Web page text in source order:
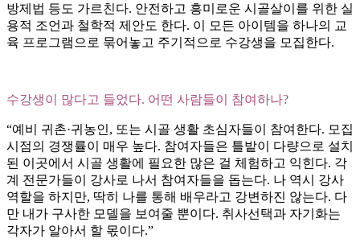
방제법 등도 가르친다. 안전하고 흥미로운 시골살이를 위한 실
용적 조언과 철학적 제안도 한다. 이 모든 아이템을 하나의 교
육 프로그램으로 묶어놓고 주기적으로 수강생을 모집한다.
수강생이 많다고 들었다. 어떤 사람들이 참여하나?
“예비 귀촌·귀농인, 또는 시골 생활 초심자들이 참여한다. 모집
시점의 경쟁률이 매우 높다. 참여자들은 틀밭이 다량으로 설치
된 이곳에서 시골 생활에 필요한 많은 걸 체험하고 익힌다. 각
계 전문가들이 강사로 나서 참여자들을 돕는다. 나 역시 강사
역할을 하지만, 딱히 나를 통해 배우라고 강변하진 않는다. 다
만 내가 구사한 모델을 보여줄 뿐이다. 취사선택과 자기화는
각자가 알아서 할 몫이다.”